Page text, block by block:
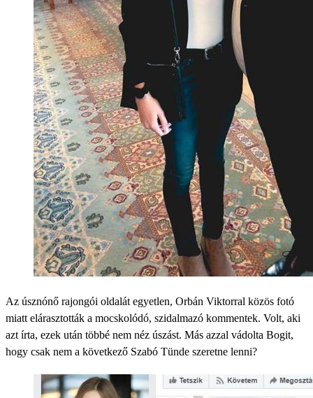
Az úsznónő rajongói oldalát egyetlen, Orbán Viktorral közös fotó
miatt elárasztották a mocskolódó, szidalmazó kommentek. Volt, aki
azt írta, ezek után többé nem néz úszást. Más azzal vádolta Bogit,
hogy csak nem a következő Szabó Tünde szeretne lenni?